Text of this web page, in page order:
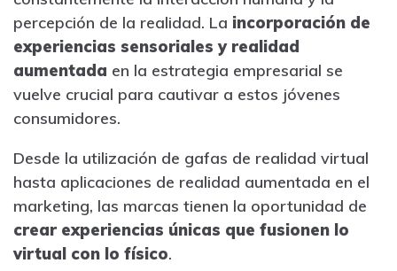
percepción de la realidad. La incorporación de
experiencias sensoriales y realidad
aumentada en la estrategia empresarial se
vuelve crucial para cautivar a estos jóvenes
consumidores.
Desde la utilización de gafas de realidad virtual
hasta aplicaciones de realidad aumentada en el
marketing, las marcas tienen la oportunidad de
crear experiencias únicas que fusionen lo
virtual con lo físico.